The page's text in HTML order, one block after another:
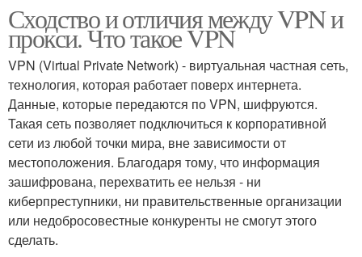
Сходство и отличия между VPN и
прокси. Что такое VPN
VPN (Virtual Private Network) - виртуальная частная сеть,
технология, которая работает поверх интернета.
Данные, которые передаются по VPN, шифруются.
Такая сеть позволяет подключиться к корпоративной
сети из любой точки мира, вне зависимости от
местоположения. Благодаря тому, что информация
зашифрована, перехватить ее нельзя - ни
киберпреступники, ни правительственные организации
или недобросовестные конкуренты не смогут этого
сделать.